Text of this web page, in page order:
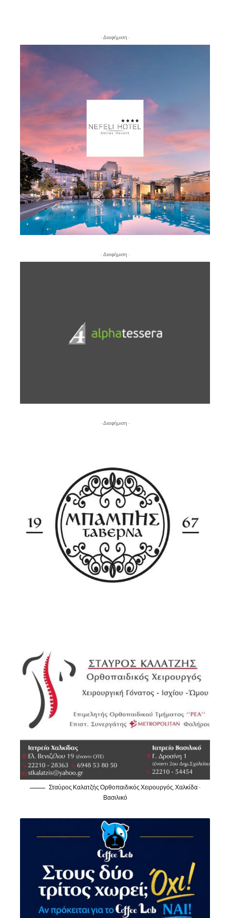
- Διαφήμιση -
- Διαφήμιση -
- Διαφήμιση -
Σταύρος Καλατζής Ορθοπαιδικός Χειρουργός, Χαλκίδα -
Βασιλικό